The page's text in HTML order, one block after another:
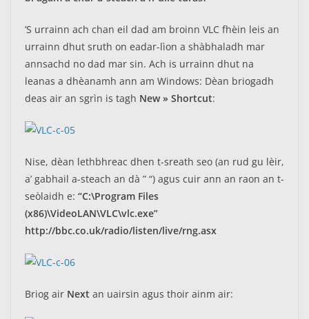
’S urrainn ach chan eil dad am broinn VLC fhèin leis an
urrainn dhut sruth on eadar-lìon a shàbhaladh mar
annsachd no dad mar sin. Ach is urrainn dhut na
leanas a dhèanamh ann am Windows: Dèan briogadh
deas air an sgrìn is tagh New » Shortcut:
Nise, dèan lethbhreac dhen t-sreath seo (an rud gu lèir,
a’ gabhail a-steach an dà ” “) agus cuir ann an raon an t-
seòlaidh e: “C:\Program Files
(x86)\VideoLAN\VLC\vlc.exe”
http://bbc.co.uk/radio/listen/live/rng.asx
Briog air Next an uairsin agus thoir ainm air: